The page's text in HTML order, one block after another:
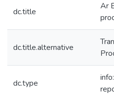
dc.title
Ar
dc.title.alternative
dc.type